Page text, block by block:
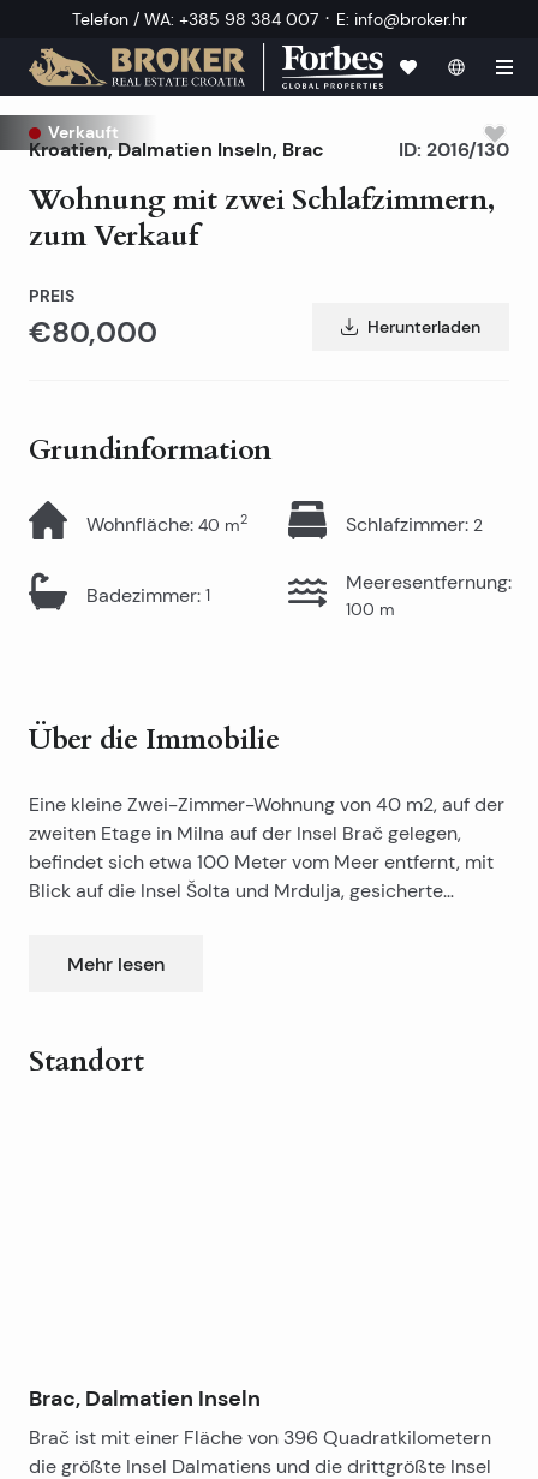
Telefon / WA: +385 98 384 007 · E: info@broker.hr
Verkauft
Kroatien,Dalmatien Inseln, Brac
Wohnung mit zwei Schlafzimmern,
zum Verkauf
ID: 2016/130
PREIS
€80,000 Herunterladen
Grundinformation
Wohnfläche: 40 m2 Schlafzimmer: 2
Badezimmer: 1
Meeresentfernung:
100 m
Über die Immobilie
Eine kleine Zwei-Zimmer-Wohnung von 40 m2, auf der
zweiten Etage in Milna auf der Insel Brač gelegen,
befindet sich etwa 100 Meter vom Meer entfernt, mit
Blick auf die Insel Šolta und Mrdulja, gesicherte
Schlafzimmer, Bad mit Dusche, Küche, Esszimmer und
Mehr lesen
Standort
Brac, Dalmatien Inseln
Brač ist mit einer Fläche von 396 Quadratkilometern
die größte Insel Dalmatiens und die drittgrößte Insel